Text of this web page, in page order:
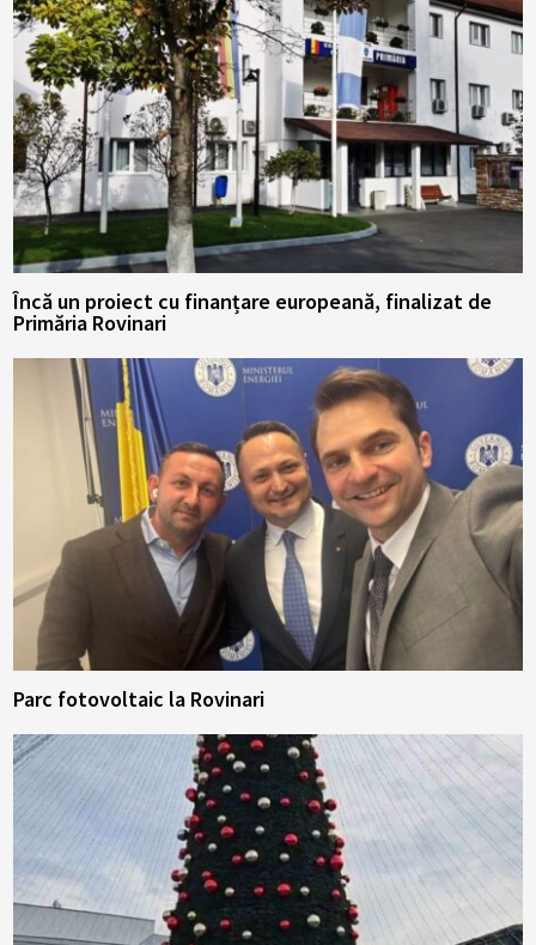
Încă un proiect cu finanțare europeană, finalizat de
Primăria Rovinari
Parc fotovoltaic la Rovinari